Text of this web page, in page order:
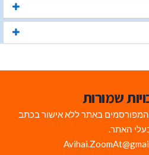
שמורות
המפורסמים באתר ללא אישור בכתב
האתר.